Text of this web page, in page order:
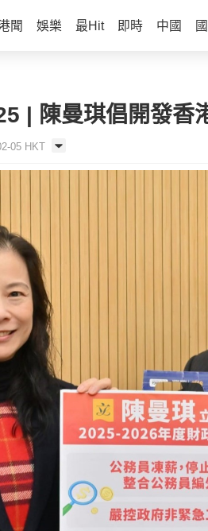
聞 娛樂 最Hit 即時 中國
| 陳曼琪倡開發香
05 HKT